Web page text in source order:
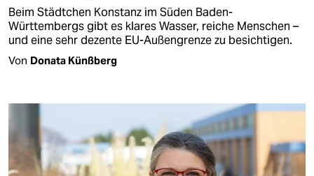
Beim Städtchen Konstanz im Süden Baden-
Württembergs gibt es klares Wasser, reiche Menschen –
und eine sehr dezente EU-Außengrenze zu besichtigen.
Von Donata Künßberg